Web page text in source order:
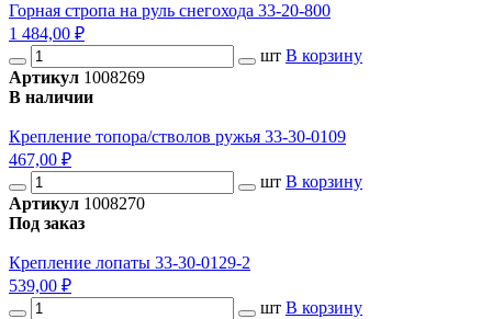
Горная стропа на руль снегохода 33-20-800
1 484,00 ₽
шт В корзину
Артикул 1008269
В наличии
Крепление топора/стволов ружья 33-30-0109
467,00 ₽
шт В корзину
Артикул 1008270
Под заказ
Крепление лопаты 33-30-0129-2
539,00 ₽
шт В корзину